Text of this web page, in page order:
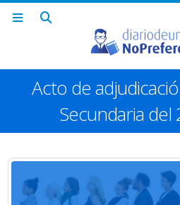
Acto de
Secundaria